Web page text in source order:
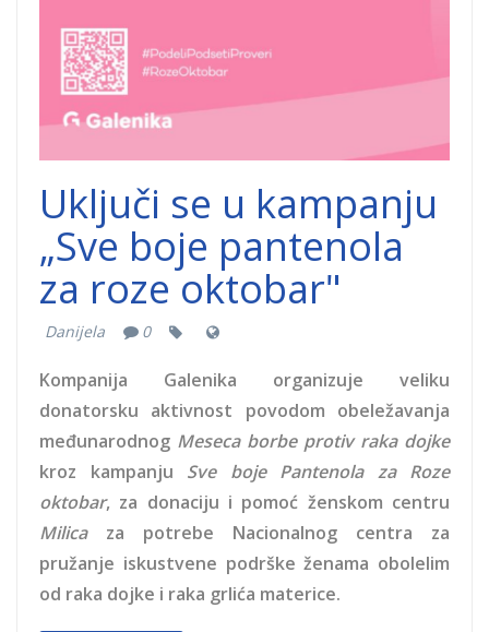
Uključi se u kampanju
„Sve boje pantenola
za roze oktobar"
Danijela 0
Kompanija Galenika organizuje veliku
donatorsku aktivnost povodom obeležavanja
međunarodnog Meseca borbe protiv raka dojke
kroz kampanju Sve boje Pantenola za Roze
oktobar, za donaciju i pomoć ženskom centru
Milicaza potrebe Nacionalnog centra za
pružanje iskustvene podrške ženama obolelim
od raka dojke i raka grlića materice.